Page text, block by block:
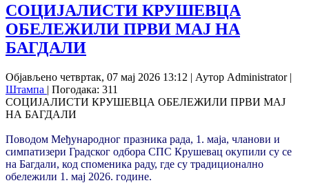
СОЦИЈАЛИСТИ КРУШЕВЦА
ОБЕЛЕЖИЛИ ПРВИ МАЈ НА
БАГДАЛИ
Објављено четвртак, 07 мај 2026 13:12 | Аутор Administrator|
Штампа | Погодака: 311
СОЦИЈАЛИСТИ КРУШЕВЦА ОБЕЛЕЖИЛИ ПРВИ МАЈ
НА БАГДАЛИ
Поводом Међународног празника рада, 1. маја, чланови и
симпатизери Градског одбора СПС Крушевац окупили су се
на Багдали, код споменика раду, где су традиционално
обележили 1. мај 2026. године.